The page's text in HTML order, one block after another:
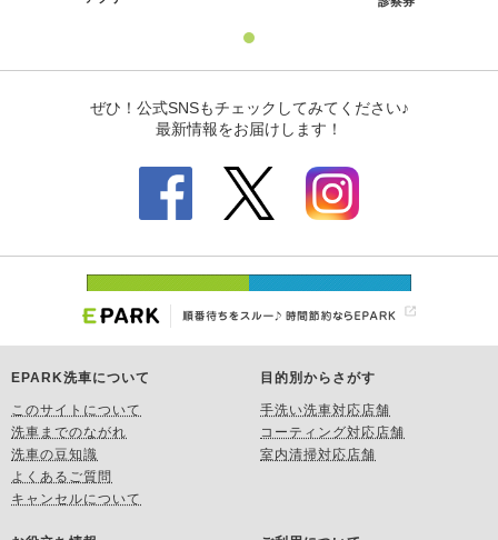
EPARK洗車について
このサイトについて
洗車までのながれ
洗車の豆知識
よくあるご質問
キャンセルについて
目的別からさがす
手洗い洗車対応店舗
コーティング対応店舗
室内清掃対応店舗